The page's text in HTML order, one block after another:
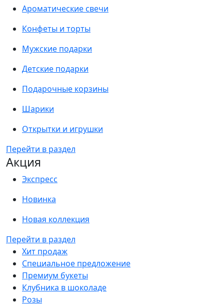
Ароматические свечи
Конфеты и торты
Мужские подарки
Детские подарки
Подарочные корзины
Шарики
Открытки и игрушки
Перейти в раздел
Акция
Экспресс
Новинка
Новая коллекция
Перейти в раздел
Хит продаж
Специальное предложение
Премиум букеты
Клубника в шоколаде
Розы